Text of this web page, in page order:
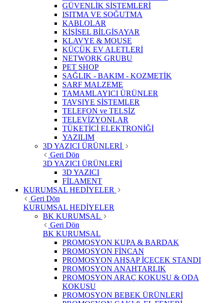
GÜVENLİK SİSTEMLERİ
ISITMA VE SOĞUTMA
KABLOLAR
KİŞİSEL BİLGİSAYAR
KLAVYE & MOUSE
KÜÇÜK EV ALETLERİ
NETWORK GRUBU
PET SHOP
SAĞLIK - BAKIM - KOZMETİK
SARF MALZEME
TAMAMLAYICI ÜRÜNLER
TAVSIYE SİSTEMLER
TELEFON ve TELSİZ
TELEVİZYONLAR
TÜKETİCİ ELEKTRONİĞİ
YAZILIM
3D YAZICI ÜRÜNLERİ
Geri Dön
3D YAZICI ÜRÜNLERİ
3D YAZICI
FİLAMENT
KURUMSAL HEDİYELER
Geri Dön
KURUMSAL HEDİYELER
BK KURUMSAL
Geri Dön
BK KURUMSAL
PROMOSYON KUPA & BARDAK
PROMOSYON FİNCAN
PROMOSYON AHŞAP İÇECEK STANDI
PROMOSYON ANAHTARLIK
PROMOSYON ARAÇ KOKUSU & ODA
KOKUSU
PROMOSYON BEBEK ÜRÜNLERİ